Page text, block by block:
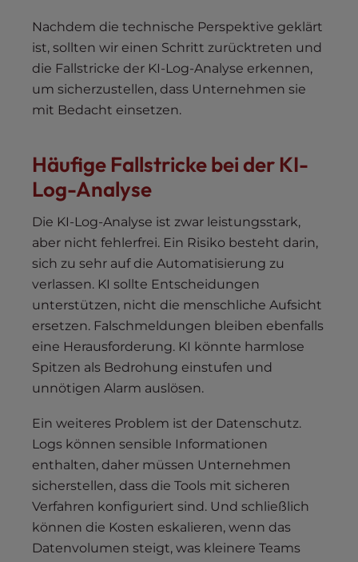
Nachdem die technische Perspektive geklärt
ist, sollten wir einen Schritt zurücktreten und
die Fallstricke der KI-Log-Analyse erkennen,
um sicherzustellen, dass Unternehmen sie
mit Bedacht einsetzen.
Häufige Fallstricke bei der KI-
Log-Analyse
Die KI-Log-Analyse ist zwar leistungsstark,
aber nicht fehlerfrei. Ein Risiko besteht darin,
sich zu sehr auf die Automatisierung zu
verlassen. KI sollte Entscheidungen
unterstützen, nicht die menschliche Aufsicht
ersetzen. Falschmeldungen bleiben ebenfalls
eine Herausforderung. KI könnte harmlose
Spitzen als Bedrohung einstufen und
unnötigen Alarm auslösen.
Ein weiteres Problem ist der Datenschutz.
Logs können sensible Informationen
enthalten, daher müssen Unternehmen
sicherstellen, dass die Tools mit sicheren
Verfahren konfiguriert sind. Und schließlich
können die Kosten eskalieren, wenn das
Datenvolumen steigt, was kleinere Teams